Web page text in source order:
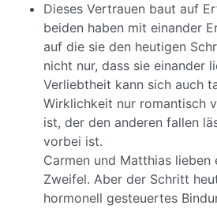
Dieses Vertrauen baut auf
beiden haben mit einander
auf die sie den heutigen
nicht nur, dass sie einander
Verliebtheit kann sich auch
Wirklichkeit nur romantisch
ist, der den anderen fallen
vorbei ist.
Carmen und Matthias lieben
Zweifel. Aber der Schritt
hormonell gesteuertes